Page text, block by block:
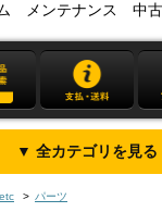
ム メンテナンス 中
▼ 全カテゴリを見る
> パーツ